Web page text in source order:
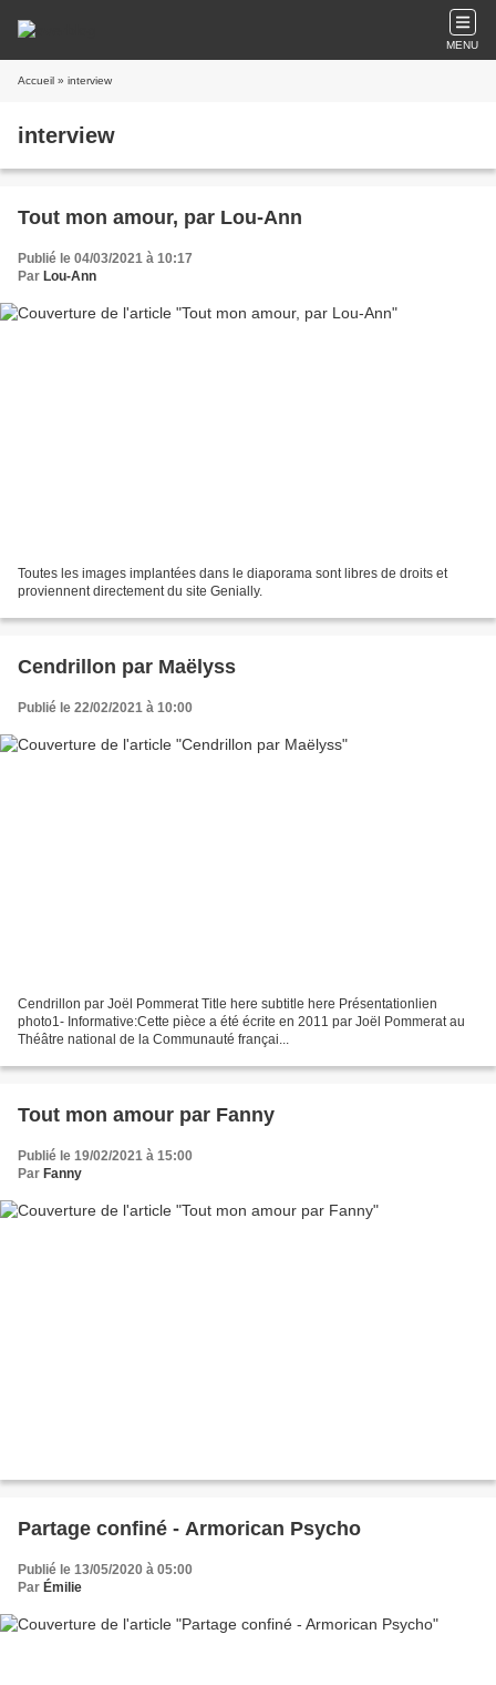
MENU
Accueil » interview
interview
Tout mon amour, par Lou-Ann
Publié le 04/03/2021 à 10:17
Par Lou-Ann
Toutes les images implantées dans le diaporama sont libres de droits et
proviennent directement du site Genially.
Cendrillon par Maëlyss
Publié le 22/02/2021 à 10:00
Cendrillon par Joël Pommerat Title here subtitle here Présentationlien
photo1- Informative:Cette pièce a été écrite en 2011 par Joël Pommerat au
Théâtre national de la Communauté françai...
Tout mon amour par Fanny
Publié le 19/02/2021 à 15:00
Par Fanny
Partage confiné - Armorican Psycho
Publié le 13/05/2020 à 05:00
Par Émilie